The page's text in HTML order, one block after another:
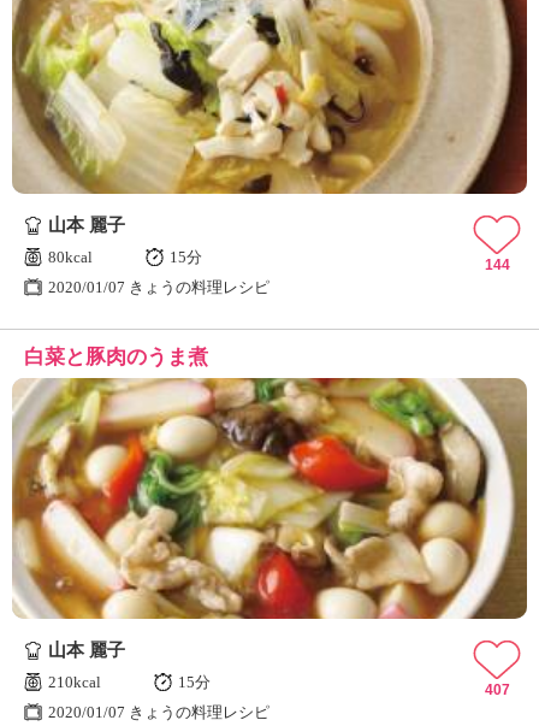
山本 麗子
80kcal
15分
2020/01/07 きょうの料理レシピ
144
白菜と豚肉のうま煮
山本 麗子
210kcal
15分
2020/01/07 きょうの料理レシピ
407